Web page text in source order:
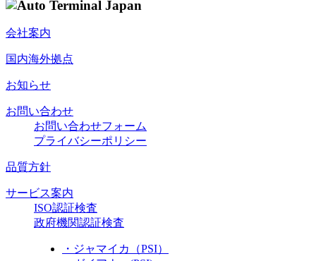
会社案内
国内海外拠点
お知らせ
お問い合わせ
お問い合わせフォーム
プライバシーポリシー
品質方針
サービス案内
ISO認証検査
政府機関認証検査
・ジャマイカ（PSI）